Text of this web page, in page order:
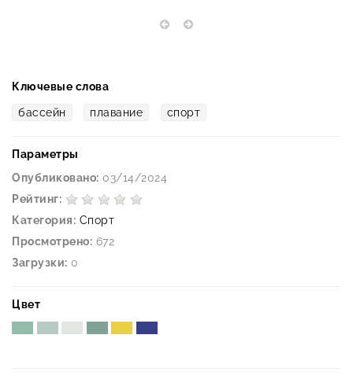
Ключевые слова
бассейн плавание спорт
Параметры
Опубликовано: 03/14/2024
Рейтинг:
Категория: Спорт
Просмотрено: 672
Загрузки: 0
Цвет